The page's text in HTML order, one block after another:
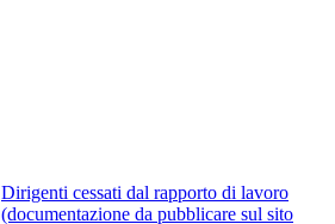
Dirigenti cessati dal rapporto di lavoro
(documentazione da pubblicare sul sito